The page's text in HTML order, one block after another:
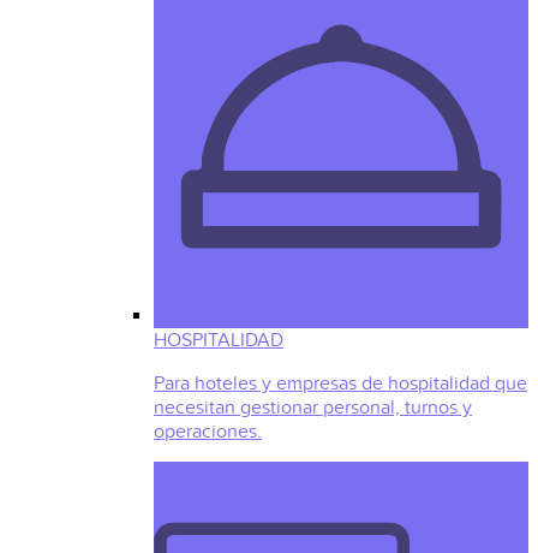
HOSPITALIDAD
Para hoteles y empresas de hospitalidad que
necesitan gestionar personal, turnos y
operaciones.